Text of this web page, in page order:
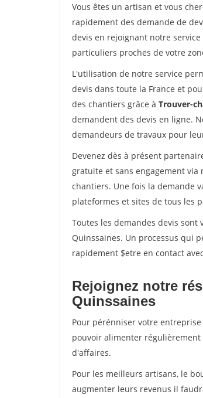
Vous êtes un artisan et vous
rapidement des demande de
devis en rejoignant notre
particuliers proches de votre
L'utilisation de notre service
devis dans toute la France et
des chantiers grâce à Trouver-
demandent des devis en ligne.
demandeurs de travaux pour
Devenez dès à présent
gratuite et sans engagement
chantiers. Une fois la demande
plateformes et sites de tous les
Toutes les demandes devis
Quinssaines. Un processus qui
rapidement $etre en contact
Rejoignez notre
Quinssaines
Pour pérénniser votre
pouvoir alimenter
d'affaires.
Pour les meilleurs artisans, le
augmenter leurs revenus il